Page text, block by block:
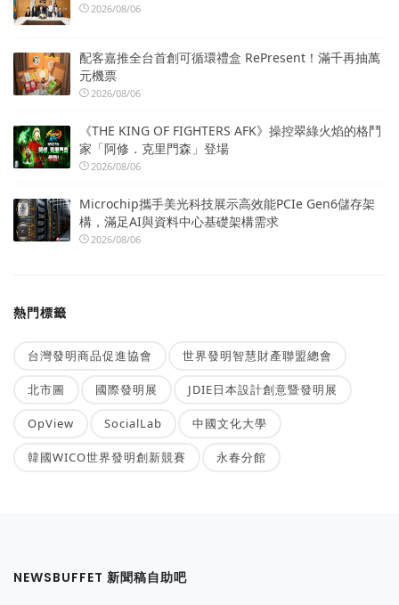
2026/08/06
配客嘉推全台首創可循環禮盒 RePresent！滿千再抽萬
元機票
2026/08/06
《THE KING OF FIGHTERS AFK》操控翠綠火焰的格鬥
家「阿修．克里門森」登場
2026/08/06
Microchip攜手美光科技展示高效能PCIe Gen6儲存架
構，滿足AI與資料中心基礎架構需求
2026/08/06
熱門標籤
台灣發明商品促進協會 世界發明智慧財產聯盟總會
北市圖 國際發明展 JDIE日本設計創意暨發明展
OpView SocialLab 中國文化大學
韓國WICO世界發明創新競賽 永春分館
NEWSBUFFET 新聞稿自助吧